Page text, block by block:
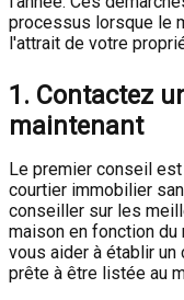
processus lorsque le
l'attrait de votre
1. Contactez
maintenant
Le premier conseil
courtier immobilier
conseiller sur les
maison en fonction du
vous aider à établir
prête à être listée au